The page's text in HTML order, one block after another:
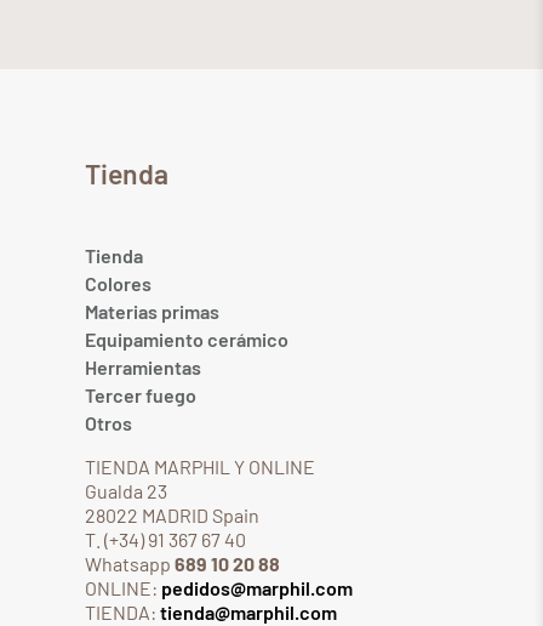
Tienda
Tienda
Colores
Materias primas
Equipamiento cerámico
Herramientas
Tercer fuego
Otros
TIENDA MARPHIL Y ONLINE
Gualda 23
28022 MADRID Spain
T. (+34) 91 367 67 40
Whatsapp 689 10 20 88
ONLINE: pedidos@marphil.com
TIENDA: tienda@marphil.com